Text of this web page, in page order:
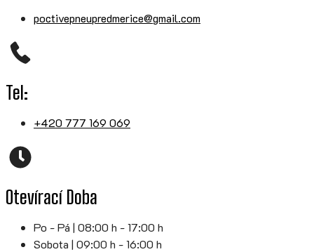
poctivepneupredmerice@gmail.com
Tel:
+420 777 169 069
Otevírací Doba
Po - Pá | 08:00 h - 17:00 h
Sobota | 09:00 h - 16:00 h